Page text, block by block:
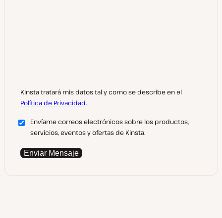
Kinsta tratará mis datos tal y como se describe en el
Política de Privacidad.
Envíame correos electrónicos sobre los productos,
servicios, eventos y ofertas de Kinsta.
Enviar Mensaje